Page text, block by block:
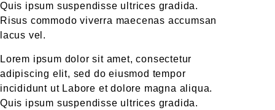
Quis ipsum suspendisse ultrices gradida.
Risus commodo viverra maecenas accumsan
lacus vel.
Lorem ipsum dolor sit amet, consectetur
adipiscing elit, sed do eiusmod tempor
incididunt ut Labore et dolore magna aliqua.
Quis ipsum suspendisse ultrices gradida.